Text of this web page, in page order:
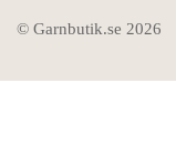
© Garnbutik.se 2026